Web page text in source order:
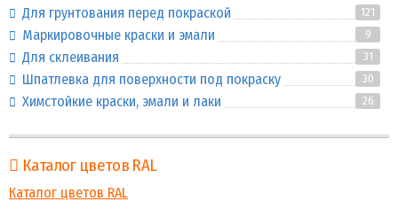
Для грунтования перед покраской 121
Маркировочные краски и эмали 9
Для склеивания 31
Шпатлевка для поверхности под покраску 30
Химстойкие краски, эмали и лаки 26
Каталог цветов RAL
Каталог цветов RAL